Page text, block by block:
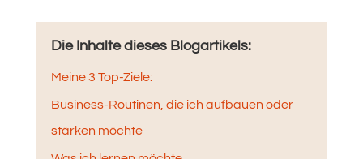
Die Inhalte dieses Blogartikels:
Meine 3 Top-Ziele:
Business-Routinen, die ich aufbauen oder
stärken möchte